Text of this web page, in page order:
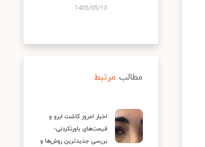
1405/05/13
مطالب مرتبط
اخبار امروز کاشت ابرو و
قیمت‌های باورنکردنی؛
بررسی جدیدترین روش‌ها و